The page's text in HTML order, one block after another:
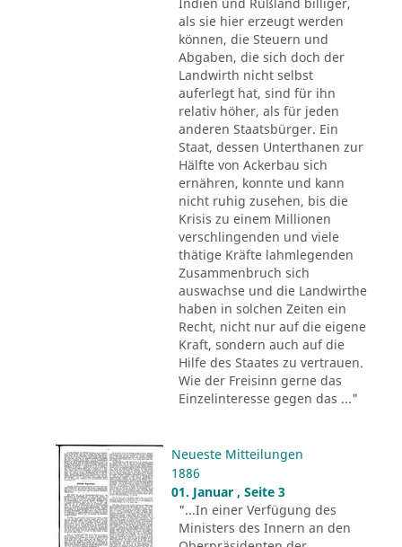
als sie hier erzeugt werden
können, die Steuern und
Abgaben, die sich doch der
Landwirth nicht selbst
auferlegt hat, sind für ihn
relativ höher, als für jeden
anderen Staatsbürger. Ein
Staat, dessen Unterthanen zur
Hälfte von Ackerbau sich
ernähren, konnte und kann
nicht ruhig zusehen, bis die
Krisis zu einem Millionen
verschlingenden und viele
thätige Kräfte lahmlegenden
Zusammenbruch sich
auswachse und die Landwirthe
haben in solchen Zeiten ein
Recht, nicht nur auf die eigene
Kraft, sondern auch auf die
Hilfe des Staates zu vertrauen.
Wie der Freisinn gerne das
Einzelinteresse gegen das ..."
Neueste Mitteilungen
1886
01. Januar , Seite 3
"...In einer Verfügung des
Ministers des Innern an den